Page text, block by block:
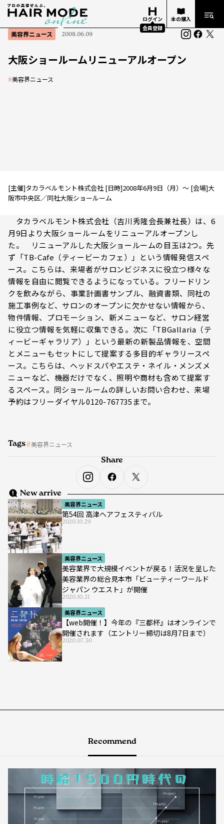
ログイン
会員登録
本の購入
美容界ニュース 2008.06.09
大阪ショールームリニューアルオープン
#美容界ニュース
[主催]タカラベルモント株式会社 [日時]2008年6月9日（月）～ [会場]大
阪市中央区／同社大阪ショールーム
タカラベルモント株式会社（吉川秀隆会長兼社長）は、6
月9日より大阪ショールームをリニューアルオープンし
た。 リニューアルした大阪ショールームの目玉は2つ。先
ず「TB-Cafe（ティービーカフェ）」という情報発信スペ
ース。こちらは、来場者がサロンビジネスに役立つ様々な
情報を自由に閲覧できるようになっている。フリードリン
クを飲みながら、事業計画書サンプル、融資書類、同社の
施工事例など、サロンのオープンに欠かせない情報から、
物件情報、プロモーション、新メニューなど、サロン経営
に役立つ情報を気軽に収集できる。次に「TBGallaria（テ
ィービーギャラリア）」という最新の新製品情報を、空間
とメニューもセットにして提案する多目的ギャラリースペ
ース。こちらは、ヘッドスパやエステ・ネイル・メンズメ
ニューなど、機器だけでなく、照明や商材も含めて提案す
るスペース。同ショールームの詳しいお問い合わせ、来場
予約はフリーダイヤル0120-767735まで。
Tags 美容界ニュース
New arrive
美容界ニュース
第54回 高津ヘアフェスティバル
2020.10.29
美容界ニュース
美容業界で大規模イベントが戻る！活況を呈した
美容業界の総合見本市「ビューティーワールド
ジャパン ウエスト」が開催
2020.10.21
美容界ニュース
【web開催！】今年の『三都杯』はオンラインで
開催されます（エントリー締切は8月7日まで）
2020.07.30
Share
Recommend